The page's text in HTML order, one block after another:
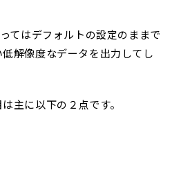
てはデフォルトの設定のままで
解像度なデータを出力してし
主に以下の２点です。